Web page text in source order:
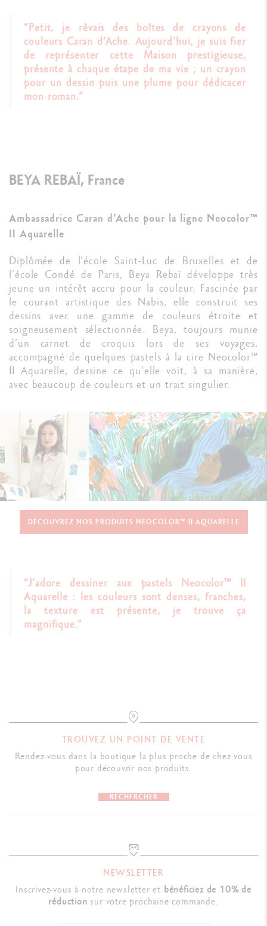
“Petit, je rêvais des boîtes de crayons de
couleurs Caran d’Ache. Aujourd’hui, je suis fier
de représenter cette Maison prestigieuse,
présente à chaque étape de ma vie ; un crayon
pour un dessin puis une plume pour dédicacer
mon roman.”
BEYA REBAÏ, France
Ambassadrice Caran d’Ache pour la ligne Neocolor™
II Aquarelle
Diplômée de l’école Saint-Luc de Bruxelles et de
l’école Condé de Paris, Beya Rebaï développe très
jeune un intérêt accru pour la couleur. Fascinée par
le courant artistique des Nabis, elle construit ses
dessins avec une gamme de couleurs étroite et
soigneusement sélectionnée. Beya, toujours munie
d’un carnet de croquis lors de ses voyages,
accompagné de quelques pastels à la cire Neocolor™
II Aquarelle, dessine ce qu'elle voit, à sa manière,
avec beaucoup de couleurs et un trait singulier.
DÉCOUVREZ NOS PRODUITS NEOCOLOR™ II AQUARELLE
“J’adore dessiner aux pastels Neocolor™ II
Aquarelle : les couleurs sont denses, franches,
la texture est présente, je trouve ça
magnifique.“
TROUVEZ UN POINT DE VENTE
Rendez-vous dans la boutique la plus proche de chez vous
pour découvrir nos produits.
RECHERCHER
NEWSLETTER
Inscrivez-vous à notre newsletter et bénéficiez de 10% de
réduction sur votre prochaine commande.